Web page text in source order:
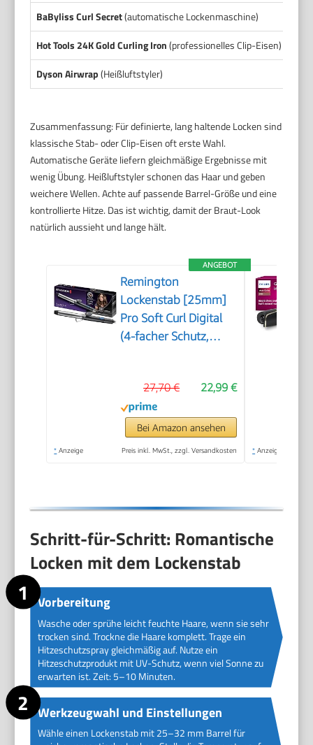
BaByliss Curl Secret(automatische Lockenmaschine)
Hot Tools 24K Gold Curling Iron(professionelles Clip-Eisen)
Dyson Airwrap(Heißluftstyler)
Zusammenfassung: Für definierte, lang haltende Locken sind
klassische Stab- oder Clip-Eisen oft erste Wahl.
Automatische Geräte liefern gleichmäßige Ergebnisse mit
wenig Übung. Heißluftstyler schonen das Haar und geben
weichere Wellen. Achte auf passende Barrel-Größe und eine
kontrollierte Hitze. Das ist wichtig, damit der Braut-Look
natürlich aussieht und lange hält.
ANGEBOT
Remington
Lockenstab [25mm]
Pro Soft Curl Digital
(4-facher Schutz,
Beschichtung) -LCD-
Display 130-220°C,
mit Klemme, weiche
mittelgroße &
22,99 €
27,70 €
Bei Amazon ansehen
* Anzeige Preis inkl. MwSt., zzgl. Versandkosten * Anzeige
Schritt-für-Schritt: Romantische
Locken mit dem Lockenstab
Vorbereitung
Wasche oder sprühe leicht feuchte Haare, wenn sie sehr
trocken sind. Trockne die Haare komplett. Trage ein
Hitzeschutzspray gleichmäßig auf. Nutze ein
Hitzeschutzprodukt mit UV-Schutz, wenn viel Sonne zu
erwarten ist. Zeit: 5–10 Minuten.
Werkzeugwahl und Einstellungen
Wähle einen Lockenstab mit 25–32 mm Barrel für